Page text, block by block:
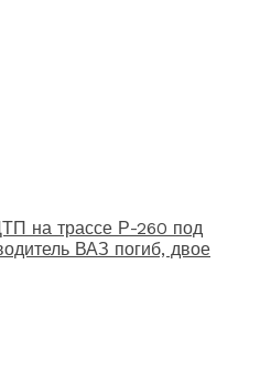
на трассе Р-260 под
ВАЗ погиб, двое